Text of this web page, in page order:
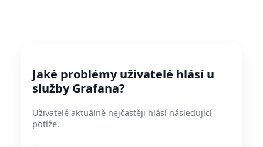
Jaké problémy uživatelé hlásí u
služby Grafana?
Uživatelé aktuálně nejčastěji hlásí následující
potíže.